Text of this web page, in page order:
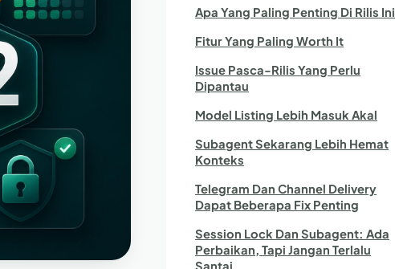
Apa Yang Paling Penting Di Rilis Ini
Fitur Yang Paling Worth It
Issue Pasca-Rilis Yang Perlu
Dipantau
Model Listing Lebih Masuk Akal
Subagent Sekarang Lebih Hemat
Konteks
Telegram Dan Channel Delivery
Dapat Beberapa Fix Penting
Session Lock Dan Subagent: Ada
Perbaikan, Tapi Jangan Terlalu
Santai